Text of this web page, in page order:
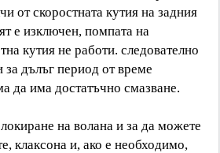
от скоростната кутия на задния
е изключен, помпата на
кутия не работи. следователно
за дълъг период от време
да има достатъчно смазване.
на волана и за да можете
клаксона и, ако е необходимо,